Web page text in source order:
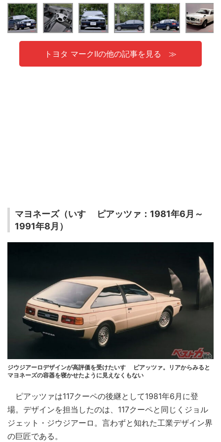
トヨタ マークIIの他の記事を見る
マヨネーズ（いすゞ ピアッツァ：1981年6月～
1991年8月）
ジウジアーロデザインが高評価を受けたいすゞ ピアッツァ。リアからみると
マヨネーズの容器を寝かせたように見えなくもない
ピアッツァは117クーペの後継として1981年6月に登
場。デザインを担当したのは、117クーペと同じくジョル
ジェット・ジウジアーロ。言わずと知れた工業デザイン界
の巨匠である。